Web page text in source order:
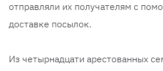
отправляли их получателям с
доставке посылок.
Из четырнадцати арестованных